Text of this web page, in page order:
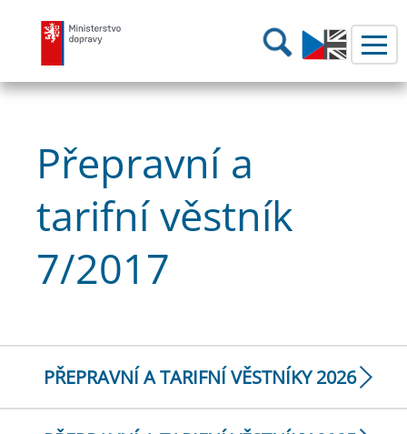
Ministerstvo dopravy Hledání
Přepravní a
tarifní věstník
7/2017
PŘEPRAVNÍ A TARIFNÍ VĚSTNÍKY 2026